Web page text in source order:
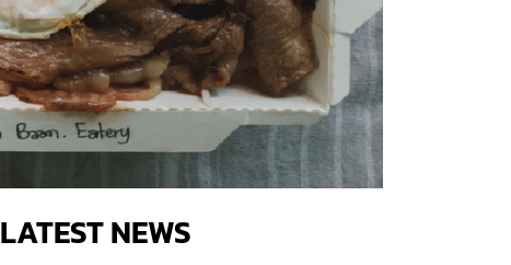
LATEST NEWS